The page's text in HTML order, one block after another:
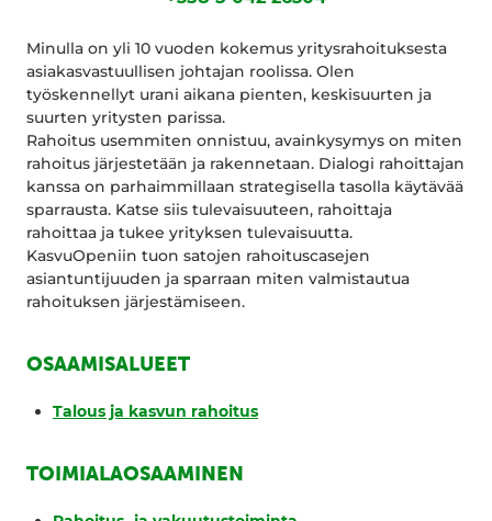
Minulla on yli 10 vuoden kokemus yritysrahoituksesta
asiakasvastuullisen johtajan roolissa. Olen
työskennellyt urani aikana pienten, keskisuurten ja
suurten yritysten parissa.
Rahoitus usemmiten onnistuu, avainkysymys on miten
rahoitus järjestetään ja rakennetaan. Dialogi rahoittajan
kanssa on parhaimmillaan strategisella tasolla käytävää
sparrausta. Katse siis tulevaisuuteen, rahoittaja
rahoittaa ja tukee yrityksen tulevaisuutta.
KasvuOpeniin tuon satojen rahoituscasejen
asiantuntijuuden ja sparraan miten valmistautua
rahoituksen järjestämiseen.
OSAAMISALUEET
Talous ja kasvun rahoitus
TOIMIALAOSAAMINEN